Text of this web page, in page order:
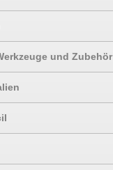
und Zubehör